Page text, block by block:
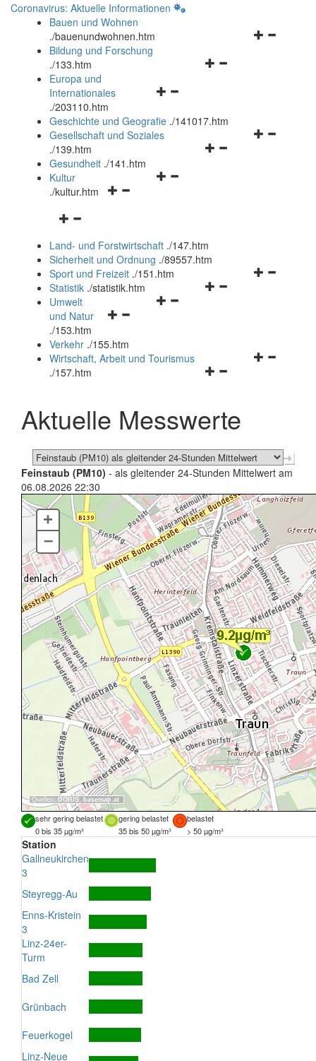
Coronavirus: Aktuelle Informationen
Bauen und Wohnen
./bauenundwohnen.htm
Navigationsmenü
Bildung und Forschung
./133.htm
Navigationsmenü
und
schließen
Europa und
Internationales
./203110.htm
Geschichte und Geografie ./141017.htm
Navigationsmenü
Gesellschaft und Soziales
./139.htm
Navigationsmenü
Gesundheit ./141.htm
Navigationsmenü
Kultur
./kultur.htm
Navigationsmenü
und
schließen
Land- und Forstwirtschaft ./147.htm
Sicherheit und Ordnung ./89557.htm
Navigationsmenü
Sport und Freizeit ./151.htm
Navigationsmenü
Statistik ./statistik.htm
Navigationsmenü
und
schließen
Umwelt
und Natur
./153.htm
Verkehr ./155.htm
Navigationsmenü
schließen
Wirtschaft, Arbeit und Tourismus
./157.htm
Aktuelle Messwerte
Feinstaub (PM10) - als gleitender 24-Stunden Mittelwert am
06.08.2026 22:30
Quellen: DORIS, basemap.at
+
–
sehr gering belastet gering belastet
belastet
0 bis 35 µg/m³
35 bis 50 µg/m³ > 50 µg/m³
Station
Gallneukirchen
3
Steyregg-Au
Enns-Kristein
3
Linz-24er-
Turm
Bad Zell
Grünbach
Feuerkogel
Linz-Neue